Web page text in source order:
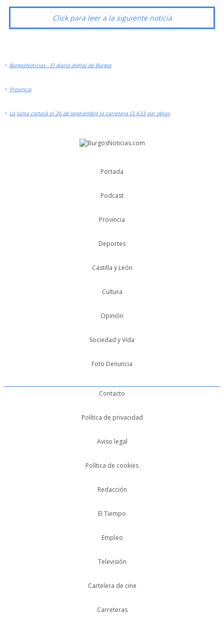
Click para leer a la siguiente noticia
> BurgosNoticias - El diario digital de Burgos
> Provincia
> La Junta cortará el 26 de septiembre la carretera CL-633 por obras
Portada
Podcast
Provincia
Deportes
Castilla y León
Cultura
Opinión
Sociedad y Vida
Foto Denuncia
Contacto
Política de privacidad
Aviso legal
Política de cookies
Redacción
El Tiempo
Empleo
Televisión
Cartelera de cine
Carreteras